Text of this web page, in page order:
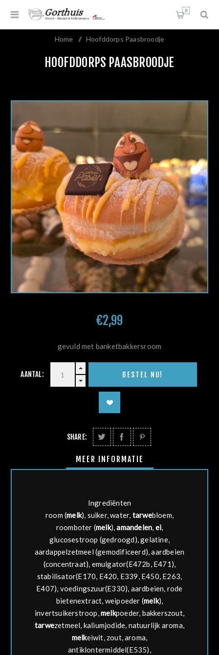
0
Home / Hoofddorps Paasbroodje
HOOFDDORPS PAASBROODJE
€2,99
gevuld met banketbakkersroom
AANTAL:
SHARE:
MEER INFORMATIE
Ingrediënten
room (melk), suiker, water, tarwebloem,
roomboter (melk),amandelen, ei,
glucosestroop (gedroogd), gelatine,
aardappelzetmeel (gemodificeerd), aardbeien
(concentraat), emulgator(E472b, E471),
stabilisator(E170, E420, E339, E450, E263,
E407), voedingszuur(E330), aardbeien, rode
bietenextract, weipoeder (melk),
invertsuikerstroop,melkpoeder, bakkerszout,
tarwezetmeel, kaliumjodide, natuurlijk aroma,
melkeiwit, zout, aroma,
antiklontermiddel(E535),